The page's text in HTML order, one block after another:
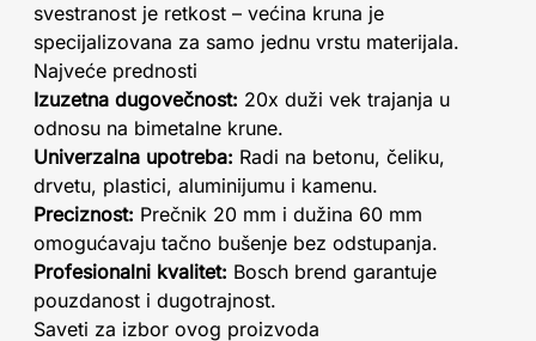
svestranost je retkost – većina kruna je
specijalizovana za samo jednu vrstu materijala.
Najveće prednosti
Izuzetna dugovečnost: 20x duži vek trajanja u
odnosu na bimetalne krune.
Univerzalna upotreba: Radi na betonu, čeliku,
drvetu, plastici, aluminijumu i kamenu.
Preciznost: Prečnik 20 mm i dužina 60 mm
omogućavaju tačno bušenje bez odstupanja.
Profesionalni kvalitet: Bosch brend garantuje
pouzdanost i dugotrajnost.
Saveti za izbor ovog proizvoda